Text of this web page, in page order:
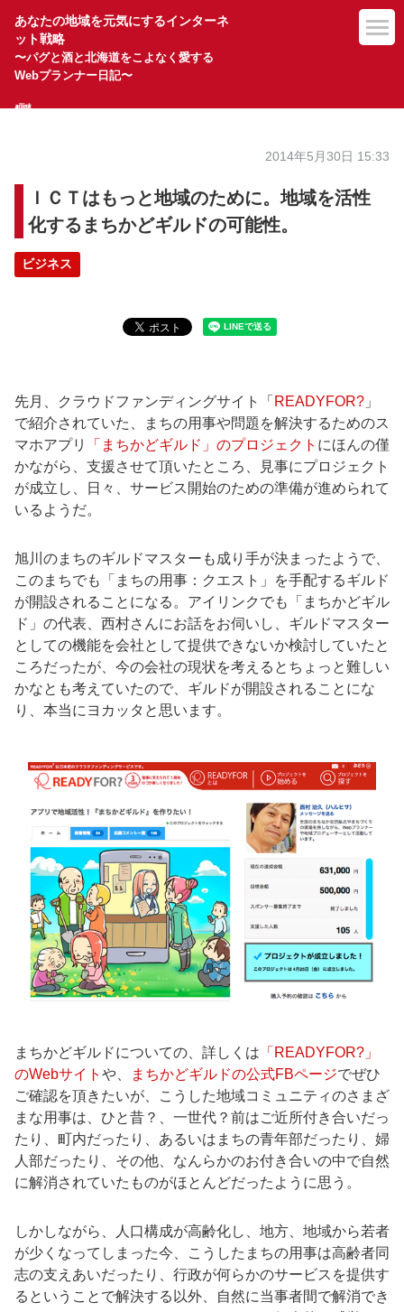
あなたの地域を元気にするインターネ
ット戦略
〜パグと酒と北海道をこよなく愛する
Webプランナー日記〜
2014年5月30日 15:33
ＩＣＴはもっと地域のために。地域を活性
化するまちかどギルドの可能性。
ビジネス
先月、クラウドファンディングサイト「 READYFOR? 」
で紹介されていた、まちの用事や問題を解決するためのス
マホアプリ
「まちかどギルド」のプロジェクト にほんの僅
かながら、支援させて頂いたところ、見事にプロジェクト
が成立し、日々、サービス開始のための準備が進められて
いるようだ。
旭川のまちのギルドマスターも成り手が決まったようで、
このまちでも「まちの用事：クエスト」を手配するギルド
が開設されることになる。アイリンクでも「まちかどギル
ド」の代表、西村さんにお話をお伺いし、ギルドマスター
としての機能を会社として提供できないか検討していたと
ころだったが、今の会社の現状を考えるとちょっと難しい
かなとも考えていたので、ギルドが開設されることにな
り、本当にヨカッタと思います。
まちかどギルドについての、詳しくは 「READYFOR? 」
のWebサイト や、 まちかどギルドの公式FBページでぜひ
ご確認を頂きたいが、こうした地域コミュニティのさまざ
まな用事は、ひと昔？、一世代？前はご近所付き合いだっ
たり、町内だったり、あるいはまちの青年部だったり、婦
人部だったり、その他、なんらかのお付き合いの中で自然
に解消されていたものがほとんどだったように思う。
しかしながら、人口構成が高齢化し、地方、地域から若者
が少くなってしまった今、こうしたまちの用事は高齢者同
志の支えあいだったり、行政が何らかのサービスを提供す
るということで解決する以外、自然に当事者間で解消でき